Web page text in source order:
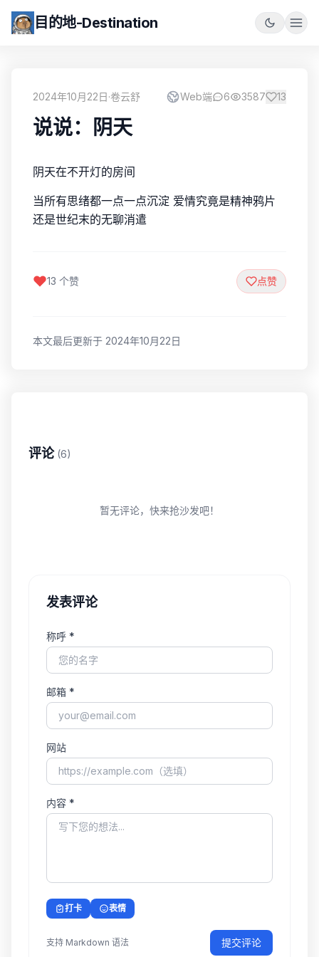
目的地-Destination
2024年10月22日·卷云舒 Web端 6 3587 13
说说：阴天
阴天在不开灯的房间
当所有思绪都一点一点沉淀 爱情究竟是精神鸦片
还是世纪末的无聊消遣
13 个赞 点赞
本文最后更新于 2024年10月22日
评论 (6)
暂无评论，快来抢沙发吧！
发表评论
称呼 *
邮箱 *
网站
内容 *
打卡 表情
支持 Markdown 语法 提交评论